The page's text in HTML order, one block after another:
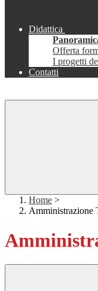
Didattica
Offerta
I progetti
Contatti
Home >
Amministrazione